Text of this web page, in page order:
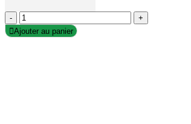
-
+
Ajouter au panier